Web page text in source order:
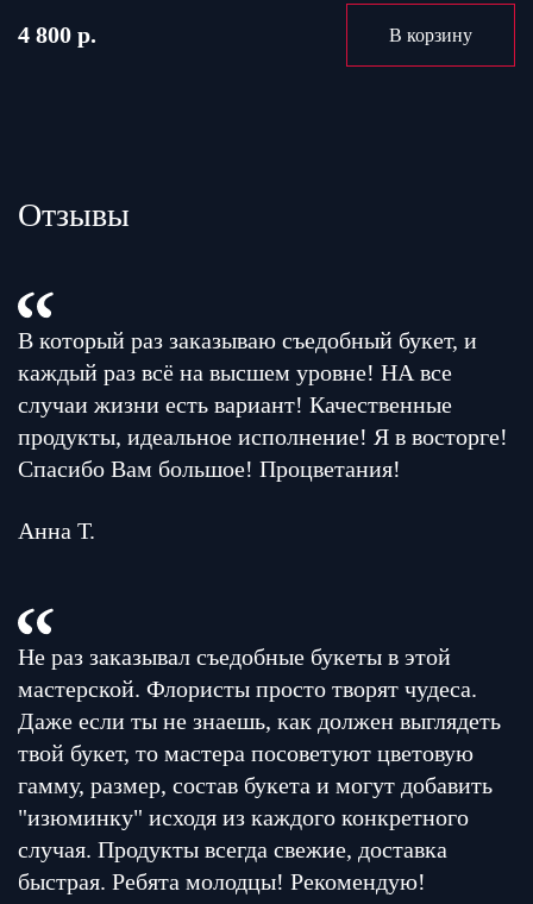
4 800 р. В корзину
Отзывы
В который раз заказываю съедобный букет, и
каждый раз всё на высшем уровне! НА все
случаи жизни есть вариант! Качественные
продукты, идеальное исполнение! Я в восторге!
Спасибо Вам большое! Процветания!
Анна Т.
Не раз заказывал съедобные букеты в этой
мастерской. Флористы просто творят чудеса.
Даже если ты не знаешь, как должен выглядеть
твой букет, то мастера посоветуют цветовую
гамму, размер, состав букета и могут добавить
"изюминку" исходя из каждого конкретного
случая. Продукты всегда свежие, доставка
быстрая. Ребята молодцы! Рекомендую!